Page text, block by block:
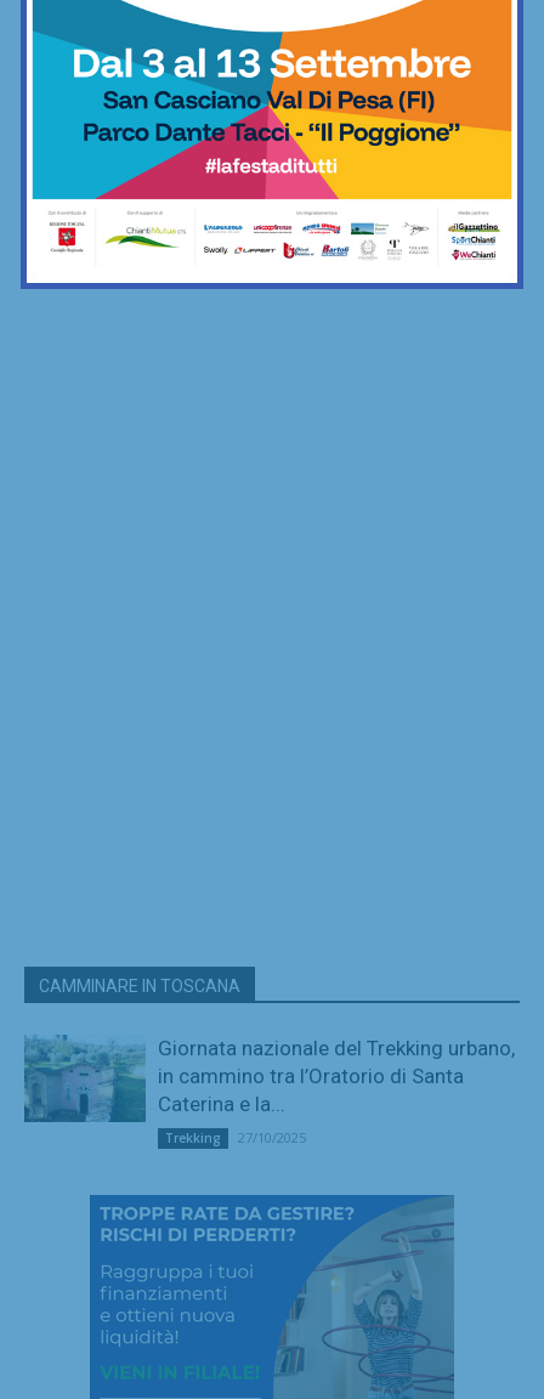
Sette ripescaggi per la Seconda
Categoria 2026/27: fa festa anche la
Virtus Lilliano
Calcio
Vittoria il rimonta contro i giovani viola:
2-1 Rondinella nella prima amichevole
CAMMINARE IN TOSCANA
Giornata nazionale del Trekking urbano,
in cammino tra l’Oratorio di Santa
Caterina e la...
Trekking 27/10/2025